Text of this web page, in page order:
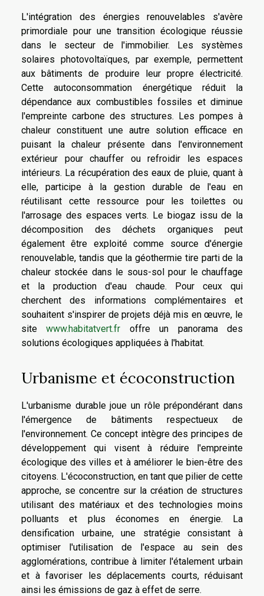
L'intégration des énergies renouvelables s'avère
primordiale pour une transition écologique réussie
dans le secteur de l'immobilier. Les systèmes
solaires photovoltaïques, par exemple, permettent
aux bâtiments de produire leur propre électricité.
Cette autoconsommation énergétique réduit la
dépendance aux combustibles fossiles et diminue
l'empreinte carbone des structures. Les pompes à
chaleur constituent une autre solution efficace en
puisant la chaleur présente dans l'environnement
extérieur pour chauffer ou refroidir les espaces
intérieurs. La récupération des eaux de pluie, quant à
elle, participe à la gestion durable de l'eau en
réutilisant cette ressource pour les toilettes ou
l'arrosage des espaces verts. Le biogaz issu de la
décomposition des déchets organiques peut
également être exploité comme source d'énergie
renouvelable, tandis que la géothermie tire parti de la
chaleur stockée dans le sous-sol pour le chauffage
et la production d'eau chaude. Pour ceux qui
cherchent des informations complémentaires et
souhaitent s'inspirer de projets déjà mis en œuvre, le
sitewww.habitatvert.fr offre un panorama des
solutions écologiques appliquées à l'habitat.
Urbanisme et écoconstruction
L'urbanisme durable joue un rôle prépondérant dans
l'émergence de bâtiments respectueux de
l'environnement. Ce concept intègre des principes de
développement qui visent à réduire l'empreinte
écologique des villes et à améliorer le bien-être des
citoyens. L'écoconstruction, en tant que pilier de cette
approche, se concentre sur la création de structures
utilisant des matériaux et des technologies moins
polluants et plus économes en énergie. La
densification urbaine, une stratégie consistant à
optimiser l'utilisation de l'espace au sein des
agglomérations, contribue à limiter l'étalement urbain
et à favoriser les déplacements courts, réduisant
ainsi les émissions de gaz à effet de serre.